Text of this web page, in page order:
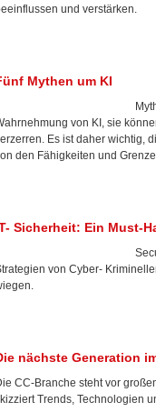
und verstärken.
Mythen um KI
von KI, sie
Es ist daher wichtig,
den Fähigkeiten und
Sicherheit: Ein Must-
von Cyber-
nächste Generation
CC-Branche steht vor
Trends, Technologien